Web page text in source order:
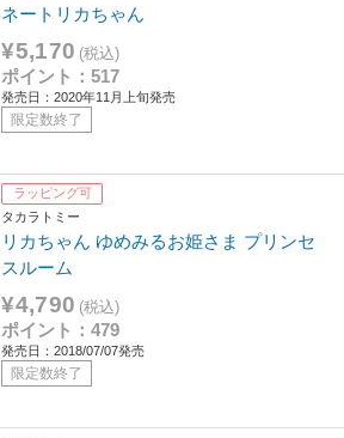
ネートリカちゃん
¥5,170 (税込)
ポイント：517
発売日：2020年11月上旬発売
限定数終了
ラッピング可
タカラトミー
リカちゃん ゆめみるお姫さま プリンセ
スルーム
¥4,790 (税込)
ポイント：479
発売日：2018/07/07発売
限定数終了